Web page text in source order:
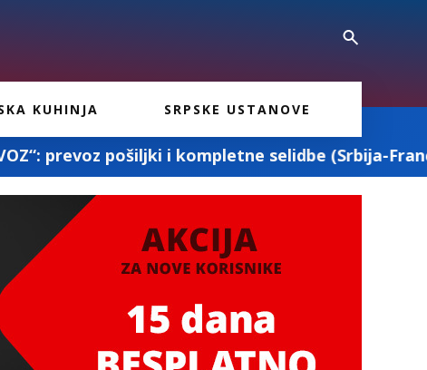
KUHINJA SRPSKE USTANOVE
i kompletne selidbe (Srbija-Francuska-Srbija)